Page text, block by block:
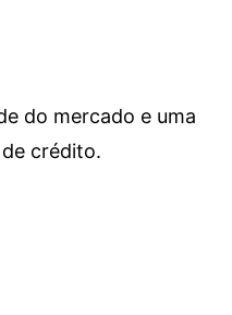
do mercado e uma
crédito.